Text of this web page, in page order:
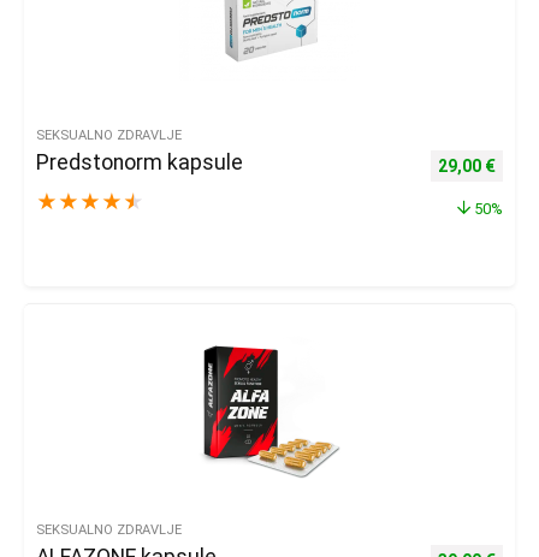
SEKSUALNO ZDRAVLJE
Predstonorm kapsule
★ ★ ★ ★ ★
Izvorna
29,00 €
50%
SEKSUALNO ZDRAVLJE